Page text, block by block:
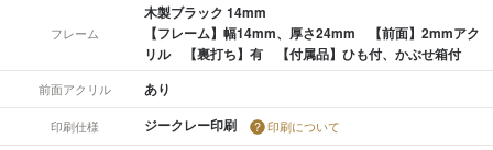
フレーム
木製ブラック 14mm
【フレーム】幅14mm、厚さ24mm 【前面】2mmアク
リル 【裏打ち】有 【付属品】ひも付、かぶせ箱付
前面アクリル あり
印刷仕様 ジークレー印刷 印刷について